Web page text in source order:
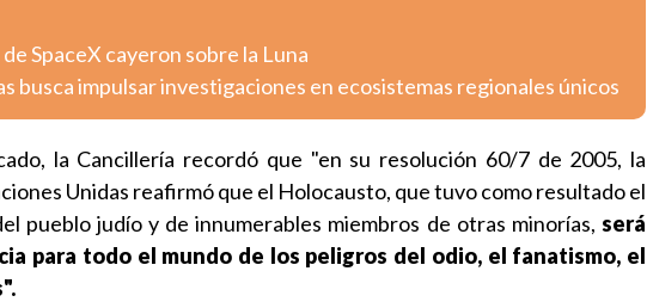
SpaceX cayeron sobre la Luna
busca impulsar investigaciones en ecosistemas regionales únicos
la Cancillería recordó que "en su resolución 60/7 de 2005, la
Unidas reafirmó que el Holocausto, que tuvo como resultado el
pueblo judío y de innumerables miembros de otras minorías, será
para todo el mundo de los peligros del odio, el fanatismo, el